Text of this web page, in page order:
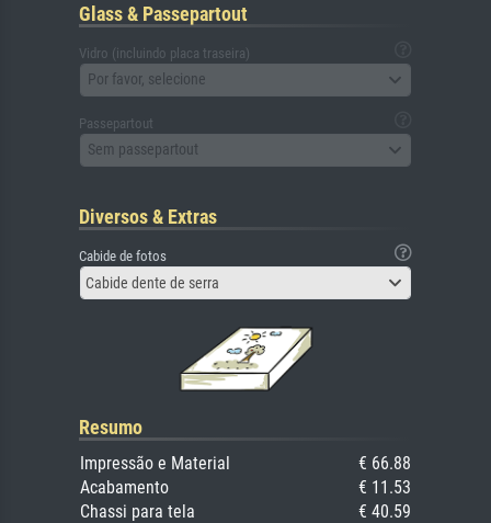
Glass & Passepartout
Vidro (incluindo placa traseira)
Por favor, selecione
Passepartout
Sem passepartout
Diversos & Extras
Cabide de fotos
Cabide dente de serra
Resumo
Impressão e Material
€ 66.88
Acabamento
€ 11.53
Chassi para tela
€ 40.59